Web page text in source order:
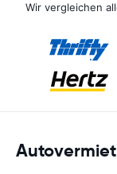
Wir vergleichen